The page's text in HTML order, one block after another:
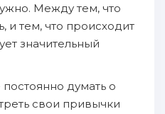
Между тем, что
и тем, что происходит
значительный
думать о
свои привычки